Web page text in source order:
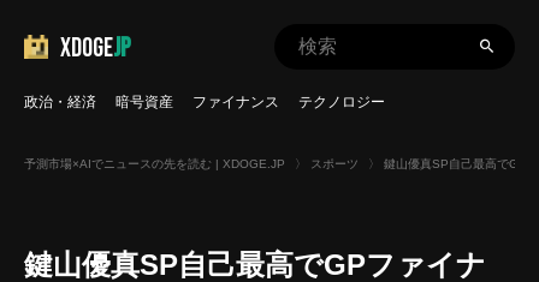
XDOGEJP
政治・経済 暗号資産 ファイナンス テクノロジー
予測市場×AIでニュースの先を読む | XDOGE.JP 〉 スポーツ 〉 鍵山優真SP自己最高でGP
鍵山優真SP自己最高でGPファイナ